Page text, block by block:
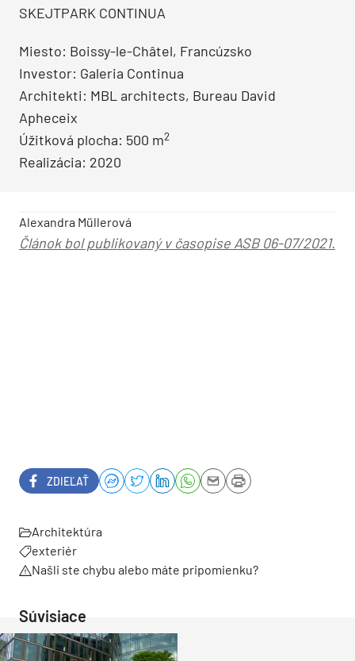
SKEJTPARK CONTINUA
Miesto: Boissy-le-Châtel, Francúzsko
Investor: Galeria Continua
Architekti: MBL architects, Bureau David
Apheceix
Úžitková plocha: 500 m2
Realizácia: 2020
Alexandra Müllerová
Článok bol publikovaný v časopise ASB 06-07/2021.
ZDIEĽAŤ
Architektúra
exteriér
Našli ste chybu alebo máte pripomienku?
Súvisiace